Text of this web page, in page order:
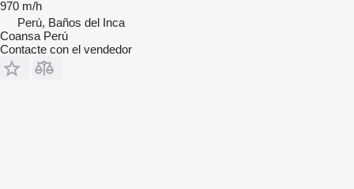
970 m/h
Perú, Baños del Inca
Coansa Perú
Contacte con el vendedor